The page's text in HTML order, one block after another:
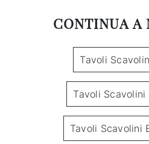
CONTINUA A
Tavoli
Tavoli Scavolini
Tavoli Scavolini